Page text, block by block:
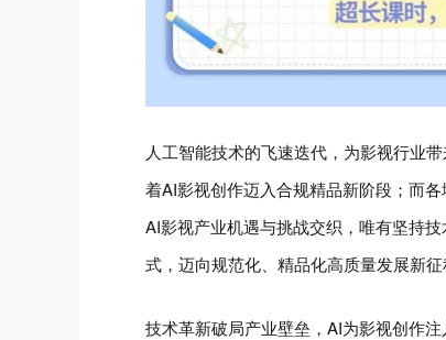
人工智能技术的飞速迭代，为影视行业
着AI影视创作迈入合规精品新阶段；而
AI影视产业机遇与挑战交织，唯有坚持
式，迈向规范化、精品化高质量发展新征
技术革新破局产业壁垒，AI为影视创作